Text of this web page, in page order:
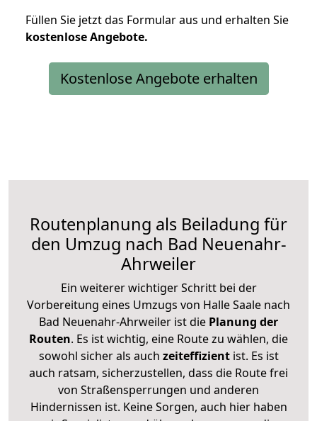
Füllen Sie jetzt das Formular aus und erhalten Sie
kostenloseAngebote.
Kostenlose Angebote erhalten
Routenplanung als Beiladung für
den Umzug nach Bad Neuenahr-
Ahrweiler
Ein weiterer wichtiger Schritt bei der
Vorbereitung eines Umzugs von Halle Saale nach
Bad Neuenahr-Ahrweiler ist die Planung der
Routen. Es ist wichtig, eine Route zu wählen, die
sowohl sicher als auch zeiteffizientist. Es ist
auch ratsam, sicherzustellen, dass die Route frei
von Straßensperrungen und anderen
Hindernissen ist. Keine Sorgen, auch hier haben